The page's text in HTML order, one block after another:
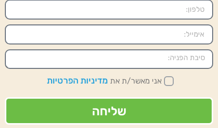
אני מאשר/ת את מדיניות הפרטיות
שליחה